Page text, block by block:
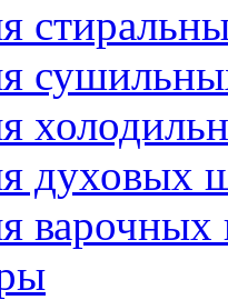
духовых
варочных